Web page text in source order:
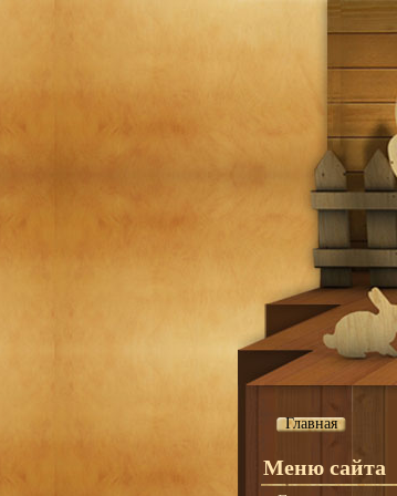
Главная
Меню сайта